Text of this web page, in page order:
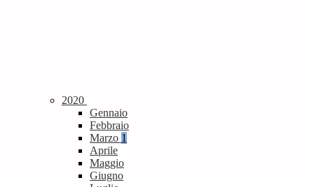
2020
Gennaio
Febbraio
Marzo 1
Aprile
Maggio
Giugno